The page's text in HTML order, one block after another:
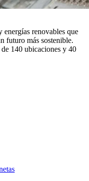
renovables que
futuro más sostenible.
140 ubicaciones y 40